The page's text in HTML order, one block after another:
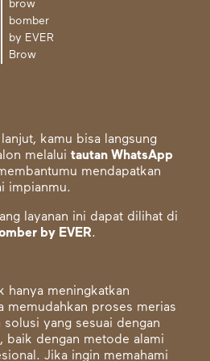
brow
bomber
by EVER
Brow
kamu bisa langsung
melaluitautan WhatsApp
mendapatkan
impianmu.
layanan ini dapat dilihat di
by EVER.
hanya meningkatkan
memudahkan proses merias
yang sesuai dengan
baik dengan metode alami
Jika ingin memahami